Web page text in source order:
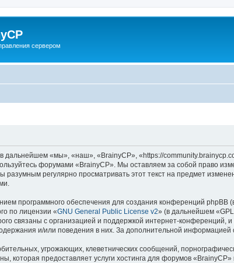
сервером
«мы», «наш», «BrainyCP», «https://
форумами «BrainyCP». Мы оставляем за собой право
регулярно просматривать этот текст на предмет
программного обеспечения для создания конференций
по лицензии «GNU General Public License v2» (в дальнейшем
связаны с организацией и поддержкой интернет-конференций,
и/или поведения в них. За дополнительной
угрожающих, клеветнических сообщений,
которая предоставляет услуги хостинга для форумов